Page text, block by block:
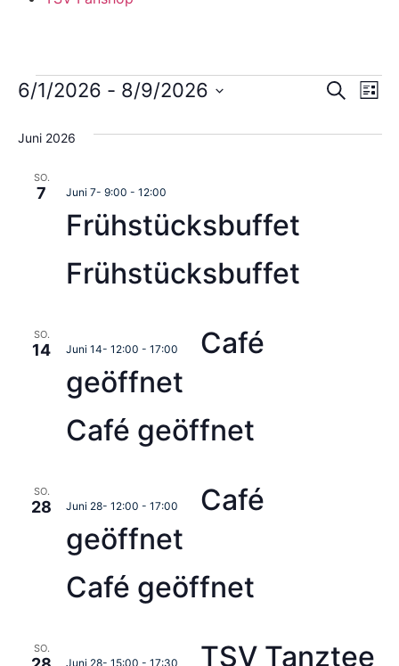
SucheListe
6/1/2026 - 8/9/2026
Juni 2026
SO.
7
Frühstücksbuffet
Juni 7- 9:00 - 12:00
Frühstücksbuffet
SO.
14
Café geöffnet
Juni 14- 12:00 - 17:00
Café
geöffnet
SO.
28
Café geöffnet
Juni 28- 12:00 - 17:00
Café
geöffnet
SO.
Juni 28- 15:00 - 17:30 TSV Tanztee